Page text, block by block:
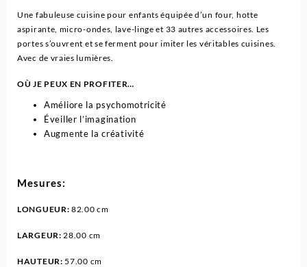
Une fabuleuse cuisine pour enfants équipée d’un four, hotte
aspirante, micro-ondes, lave-linge et 33 autres accessoires. Les
portes s’ouvrent et se ferment pour imiter les véritables cuisines.
Avec de vraies lumières.
OÙ JE PEUX EN PROFITER…
Améliore la psychomotricité
Éveiller l’imagination
Augmente la créativité
Mesures:
LONGUEUR: 82.00 cm
LARGEUR: 28.00 cm
HAUTEUR: 57.00 cm